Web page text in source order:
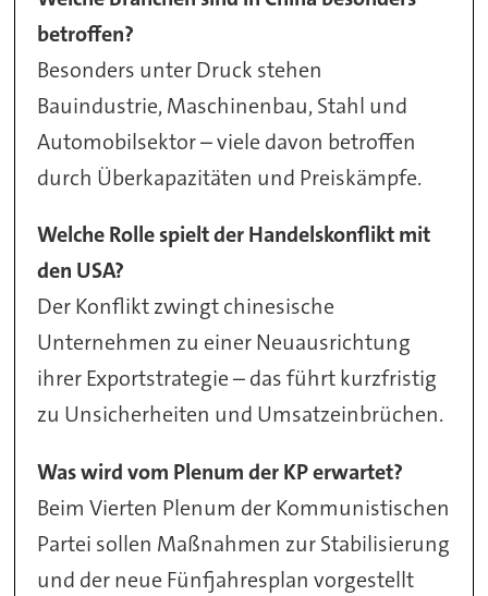
betroffen?
Besonders unter Druck stehen
Bauindustrie, Maschinenbau, Stahl und
Automobilsektor – viele davon betroffen
durch Überkapazitäten und Preiskämpfe.
Welche Rolle spielt der Handelskonflikt mit
den USA?
Der Konflikt zwingt chinesische
Unternehmen zu einer Neuausrichtung
ihrer Exportstrategie – das führt kurzfristig
zu Unsicherheiten und Umsatzeinbrüchen.
Was wird vom Plenum der KP erwartet?
Beim Vierten Plenum der Kommunistischen
Partei sollen Maßnahmen zur Stabilisierung
und der neue Fünfjahresplan vorgestellt